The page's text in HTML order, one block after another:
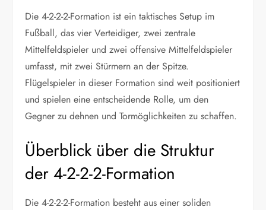
Die 4-2-2-2-Formation ist ein taktisches Setup im
Fußball, das vier Verteidiger, zwei zentrale
Mittelfeldspieler und zwei offensive Mittelfeldspieler
umfasst, mit zwei Stürmern an der Spitze.
Flügelspieler in dieser Formation sind weit positioniert
und spielen eine entscheidende Rolle, um den
Gegner zu dehnen und Tormöglichkeiten zu schaffen.
Überblick über die Struktur
der 4-2-2-2-Formation
Die 4-2-2-2-Formation besteht aus einer soliden